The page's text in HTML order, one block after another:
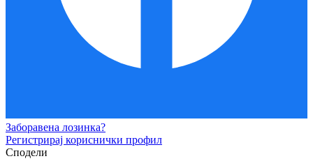
Заборавена лозинка?
Регистрирај кориснички профил
Сподели